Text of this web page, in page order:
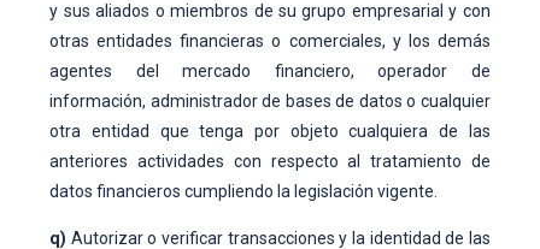
y sus aliados o miembros de su grupo empresarial y con
otras entidades financieras o comerciales, y los demás
agentes del mercado financiero, operador de
información, administrador de bases de datos o cualquier
otra entidad que tenga por objeto cualquiera de las
anteriores actividades con respecto al tratamiento de
datos financieros cumpliendo la legislación vigente.
q) Autorizar o verificar transacciones y la identidad de las